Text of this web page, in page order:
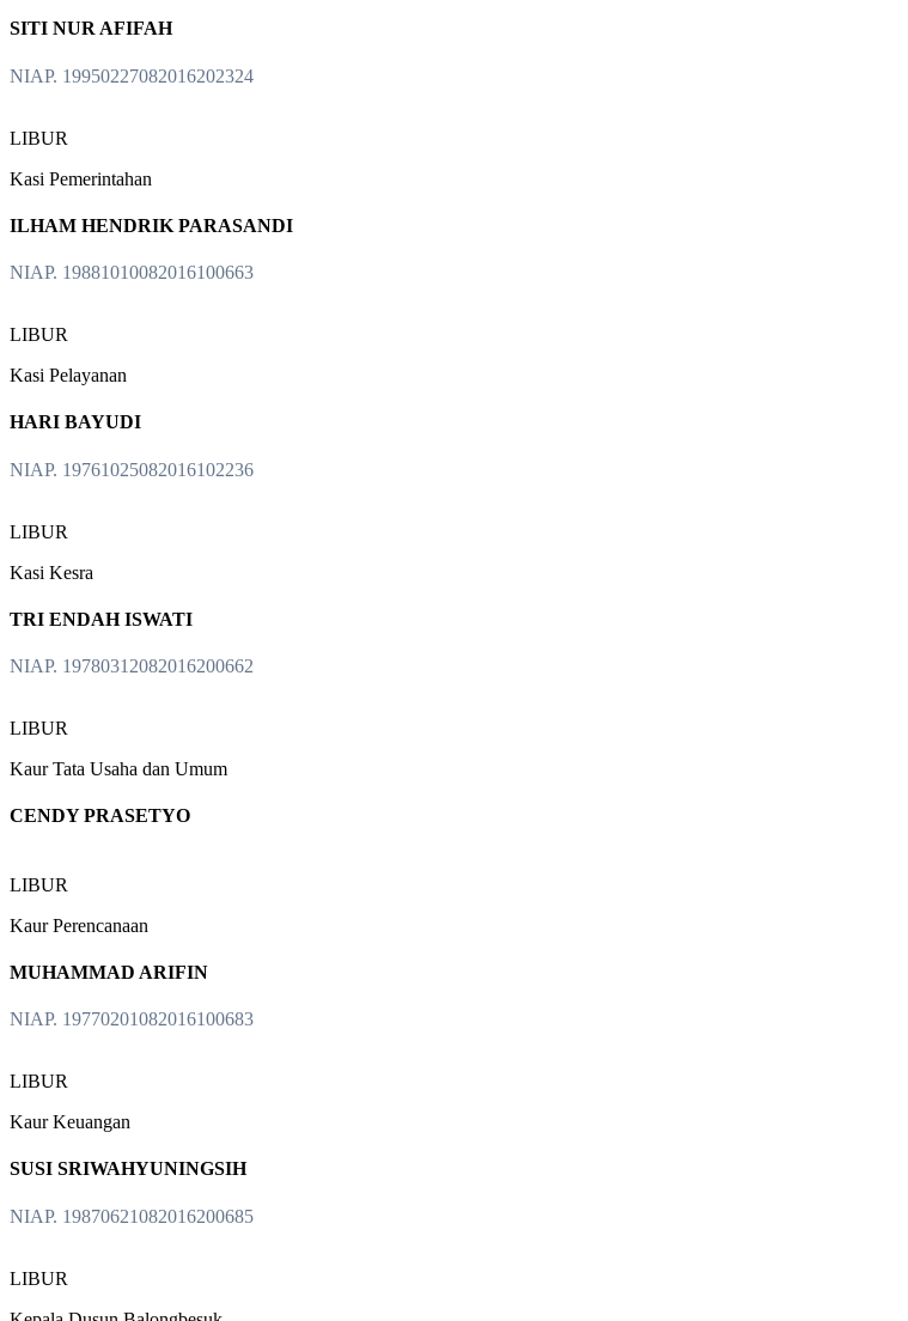
SITI NUR AFIFAH
NIAP. 19950227082016202324
LIBUR
Kasi Pemerintahan
ILHAM HENDRIK PARASANDI
NIAP. 19881010082016100663
LIBUR
Kasi Pelayanan
HARI BAYUDI
NIAP. 19761025082016102236
LIBUR
Kasi Kesra
TRI ENDAH ISWATI
NIAP. 19780312082016200662
LIBUR
Kaur Tata Usaha dan Umum
CENDY PRASETYO
LIBUR
Kaur Perencanaan
MUHAMMAD ARIFIN
NIAP. 19770201082016100683
LIBUR
Kaur Keuangan
SUSI SRIWAHYUNINGSIH
NIAP. 19870621082016200685
LIBUR